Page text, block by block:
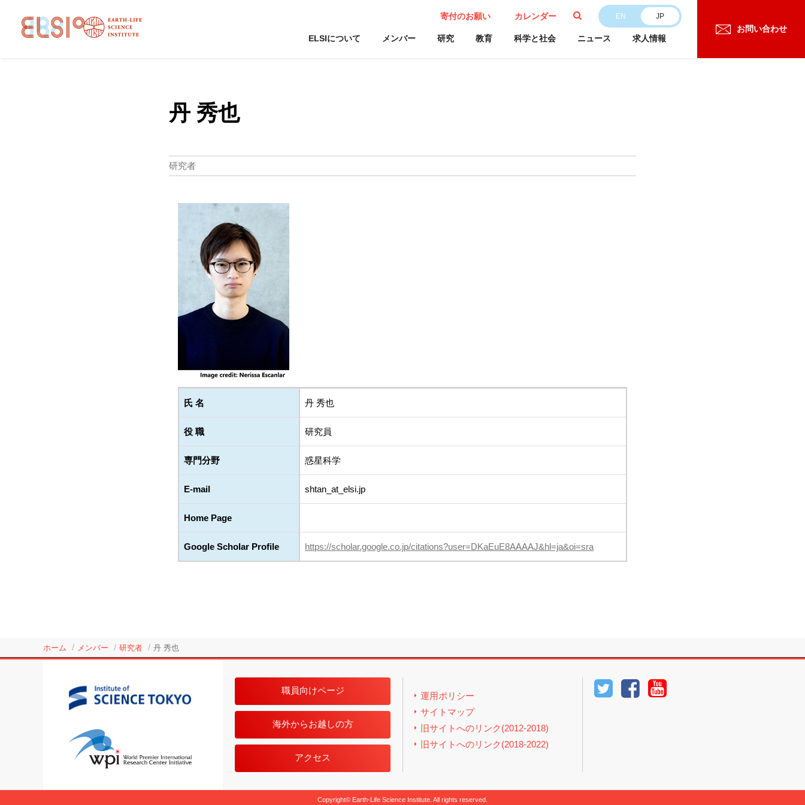
お問い合わせ
寄付のお願い カレンダー EN JP
ELSIについて メンバー 研究 教育 科学と社会 ニュース 求人情報
丹 秀也
研究者
氏 名 丹 秀也
役 職 研究員
専門分野 惑星科学
E-mail shtan_at_elsi.jp
Home Page
Google Scholar Profile https://scholar.google.co.jp/citations?user=DKaEuE8AAAAJ&hl=ja&oi=sra
ホーム メンバー 研究者 丹 秀也
職員向けページ
海外からお越しの方
アクセス
運用ポリシー
サイトマップ
旧サイトへのリンク(2012-2018)
旧サイトへのリンク(2018-2022)
Copyright© Earth-Life Science Institute. All rights reserved.